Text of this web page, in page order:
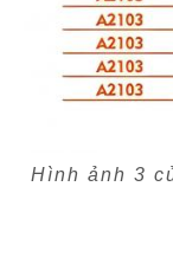
Hình ảnh 3